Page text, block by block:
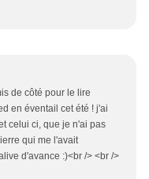
de côté pour le lire
en éventail cet été ! j'ai
celui ci, que je n'ai pas
qui me l'avait
d'avance :)<br /> <br />